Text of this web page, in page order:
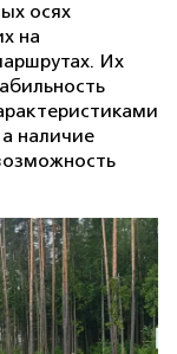
осях
на
Их
наличие